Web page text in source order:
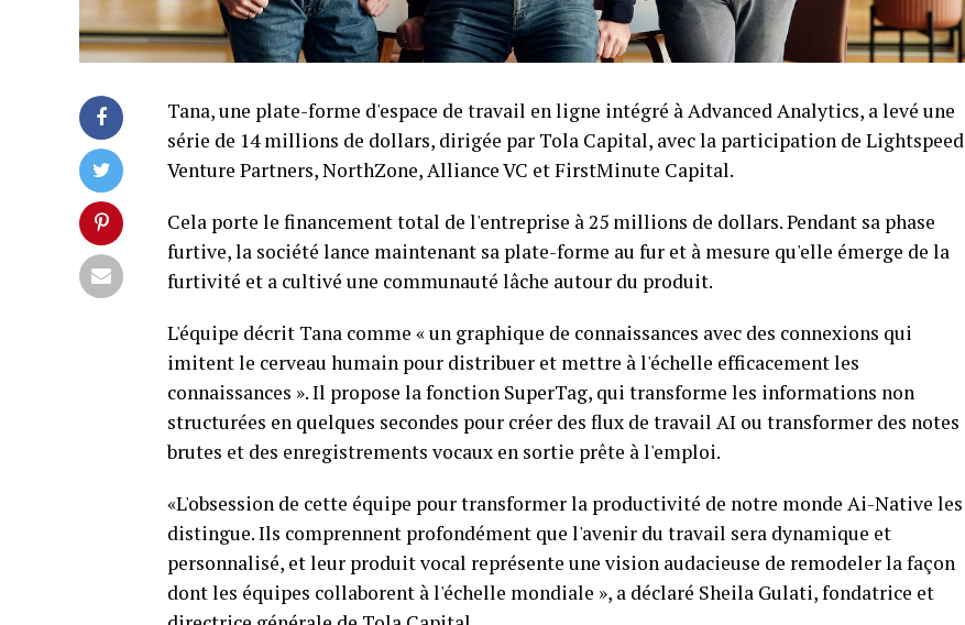
Tana, une plate-forme d'espace de travail en ligne intégré à Advanced Analytics, a levé une
série de 14 millions de dollars, dirigée par Tola Capital, avec la participation de Lightspeed
Venture Partners, NorthZone, Alliance VC et FirstMinute Capital.
Cela porte le financement total de l'entreprise à 25 millions de dollars. Pendant sa phase
furtive, la société lance maintenant sa plate-forme au fur et à mesure qu'elle émerge de la
furtivité et a cultivé une communauté lâche autour du produit.
L'équipe décrit Tana comme « un graphique de connaissances avec des connexions qui
imitent le cerveau humain pour distribuer et mettre à l'échelle efficacement les
connaissances ». Il propose la fonction SuperTag, qui transforme les informations non
structurées en quelques secondes pour créer des flux de travail AI ou transformer des notes
brutes et des enregistrements vocaux en sortie prête à l'emploi.
«L'obsession de cette équipe pour transformer la productivité de notre monde Ai-Native les
distingue. Ils comprennent profondément que l'avenir du travail sera dynamique et
personnalisé, et leur produit vocal représente une vision audacieuse de remodeler la façon
dont les équipes collaborent à l'échelle mondiale », a déclaré Sheila Gulati, fondatrice et